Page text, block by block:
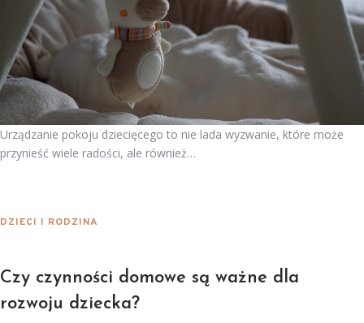
Urządzanie pokoju dziecięcego to nie lada wyzwanie, które może
przynieść wiele radości, ale również…
DZIECI I RODZINA
Czy czynności domowe są ważne dla
rozwoju dziecka?